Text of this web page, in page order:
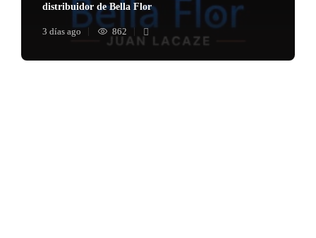
distribuidor de Bella Flor
3 días ago 862